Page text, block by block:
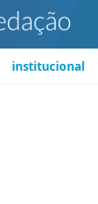
institucional